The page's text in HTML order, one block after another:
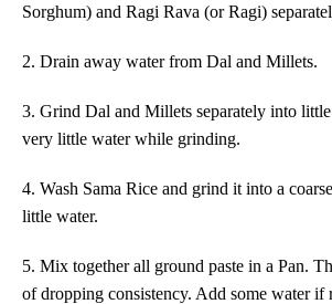
Sorghum) and Ragi Rava (or Ragi)
2. Drain away water from Dal and Millets.
3. Grind Dal and Millets separately into
very little water while grinding.
4. Wash Sama Rice and grind it into a
little water.
5. Mix togetherall ground paste in a Pan.
of dropping consistency. Add some water if